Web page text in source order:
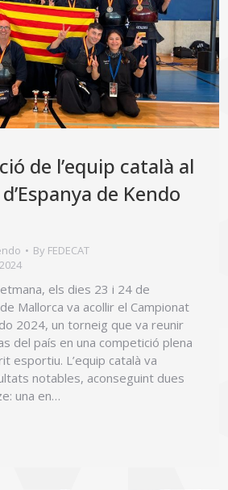
de l’equip català al
de Kendo
By FEDECAT
els dies 23 i 24 de
Mallorca va acollir el Campionat
2024, un torneig que va reunir
del país en una competició plena
esportiu. L’equip català va
notables, aconseguint dues
una en…